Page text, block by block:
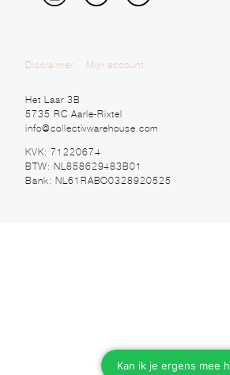
Disclaimer Mijn account
Het Laar 3B
5735 RC Aarle-Rixtel
info@collectivwarehouse.com
KVK: 71220674
BTW: NL858629483B01
Bank: NL61RABO0328920525